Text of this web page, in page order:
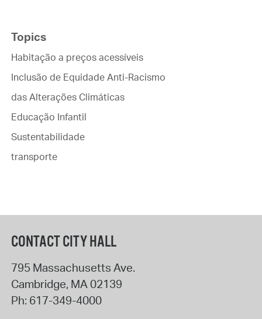
Topics
Habitação a preços acessíveis
Inclusão de Equidade Anti-Racismo
das Alterações Climáticas
Educação Infantil
Sustentabilidade
transporte
CONTACT CITY HALL
795 Massachusetts Ave.
Cambridge, MA02139
Ph: 617-349-4000